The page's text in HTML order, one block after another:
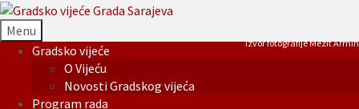
Menu
Gradsko vijeće
O Vijeću
Novosti Gradskog vijeća
Program rada
Izvor fotografije Mezit Armin